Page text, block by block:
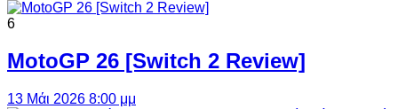
6
MotoGP 26 [Switch 2 Review]
13 Μάι 2026 8:00 μμ